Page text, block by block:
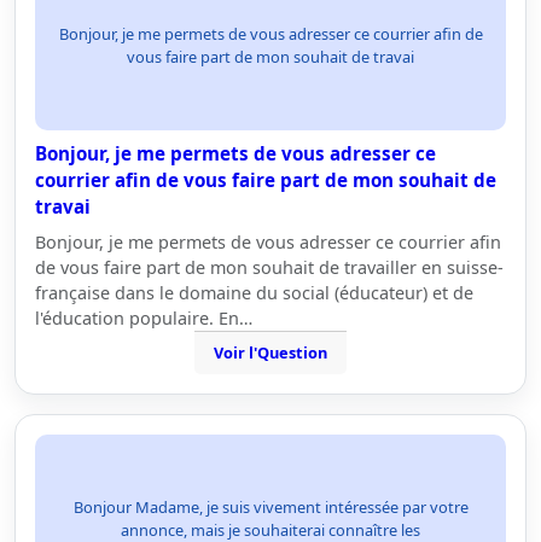
Bonjour, je me permets de vous adresser ce courrier afin de
vous faire part de mon souhait de travai
Bonjour, je me permets de vous adresser ce
courrier afin de vous faire part de mon souhait de
travai
Bonjour, je me permets de vous adresser ce courrier afin
de vous faire part de mon souhait de travailler en suisse-
française dans le domaine du social (éducateur) et de
l'éducation populaire. En…
Voir l'Question
Bonjour Madame, je suis vivement intéressée par votre
annonce, mais je souhaiterai connaître les